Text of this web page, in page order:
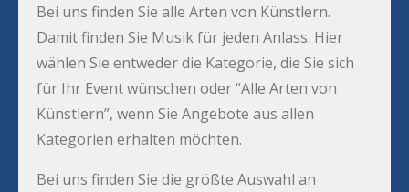
Bei uns finden Sie alle Arten von Künstlern.
Damit finden Sie Musik für jeden Anlass. Hier
wählen Sie entweder die Kategorie, die Sie sich
für Ihr Event wünschen oder “Alle Arten von
Künstlern”, wenn Sie Angebote aus allen
Kategorien erhalten möchten.
Bei uns finden Sie die größte Auswahl an